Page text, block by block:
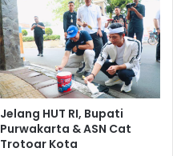
Jelang HUT RI, Bupati
Purwakarta & ASN Cat
Trotoar Kota